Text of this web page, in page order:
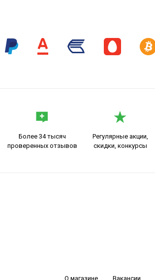
Более 34 тысяч
проверенных отзывов
Регулярные акции,
скидки, конкурсы
О магазине Вакансии